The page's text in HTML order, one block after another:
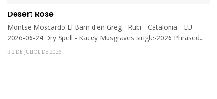
Desert Rose
Montse Moscardó El Barn d'en Greg - Rubí - Catalonia - EU
2026-06-24 Dry Spell - Kacey Musgraves single-2026 Phrased...
2 DE JULIOL DE 2026